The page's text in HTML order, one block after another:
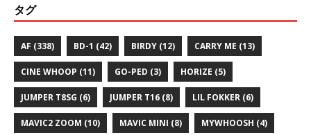
タグ
AF (338) BD-1 (42) BIRDY (12) CARRY ME (13)
CINE WHOOP (11) GO-PED (3) HORIZE (5)
JUMPER T8SG (6) JUMPER T16 (8) LIL FOKKER (6)
MAVIC2 ZOOM (10) MAVIC MINI (8) MYWHOOSH (4)